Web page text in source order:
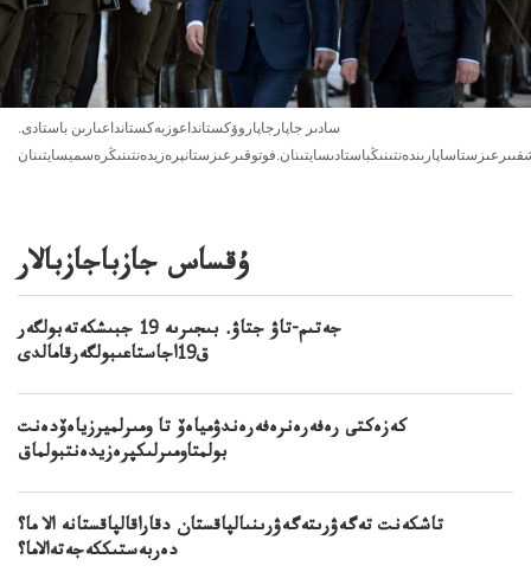
سادىر جاپارجاپاروۆكستانداعوزبەكستانداعىارىن باستادى.
ۇقساس جازباجازبالار
جەتىم-تاۋ جتاۋ. بىجىرىە 19 جبىشكەتەبولگەر
ق19اجاستاعىبولگەرقامالدى
كەزەكتى رەفەرەنرەفەرەندۋمياەۆ تا ومىرلميرزياەۆدەنت
بولمتاومىرلىكپرەزيدەنتبولماق
تاشكەنت تەگەۋرىتەگەۋرىنىالپاقستان دقاراقالپاقستانە الا ما؟
دەربەستىككەجەتەالاما؟